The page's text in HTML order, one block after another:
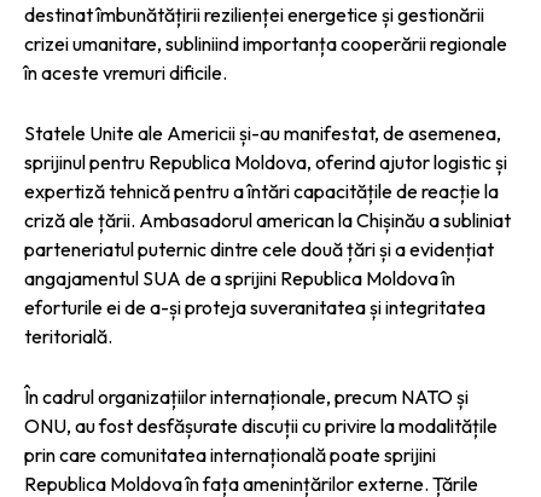
destinat îmbunătățirii rezilienței energetice și gestionării
crizei umanitare, subliniind importanța cooperării regionale
în aceste vremuri dificile.
Statele Unite ale Americii și-au manifestat, de asemenea,
sprijinul pentru Republica Moldova, oferind ajutor logistic și
expertiză tehnică pentru a întări capacitățile de reacție la
criză ale țării. Ambasadorul american la Chișinău a subliniat
parteneriatul puternic dintre cele două țări și a evidențiat
angajamentul SUA de a sprijini Republica Moldova în
eforturile ei de a-și proteja suveranitatea și integritatea
teritorială.
În cadrul organizațiilor internaționale, precum NATO și
ONU, au fost desfășurate discuții cu privire la modalitățile
prin care comunitatea internațională poate sprijini
Republica Moldova în fața amenințărilor externe. Țările